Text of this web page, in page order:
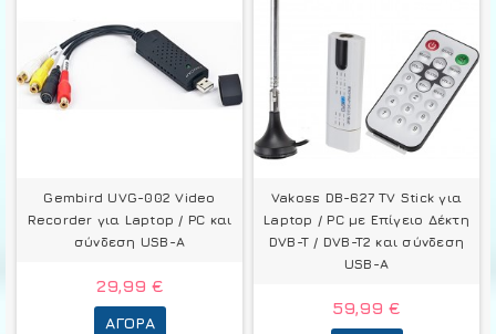
Gembird UVG-002 Video
Recorder για Laptop / PC και
σύνδεση USB-A
29,99 €
ΑΓΟΡΆ
Vakoss DB-627 TV Stick για
Laptop / PC με Επίγειο Δέκτη
DVB-T / DVB-T2 και σύνδεση
USB-A
59,99 €